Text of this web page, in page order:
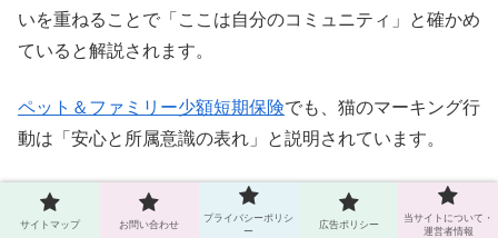
いを重ねることで「ここは自分のコミュニティ」と確かめ
ていると解説されます。
ペット＆ファミリー少額短期保険でも、猫のマーキング行
動は「安心と所属意識の表れ」と説明されています。
返事①：ゆっくり瞬き
…無言の「OK」。崩れにくい
返答。
サイトマップ お問い合わせ
プライバシーポリシ
ー
広告ポリシー
当サイトについて・
運営者情報